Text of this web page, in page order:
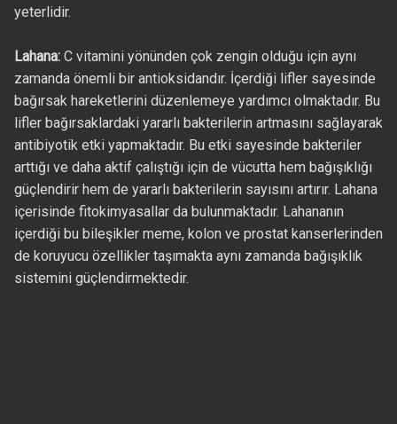
yeterlidir.
Lahana: C vitamini yönünden çok zengin olduğu için aynı
zamanda önemli bir antioksidandır. İçerdiği lifler sayesinde
bağırsak hareketlerini düzenlemeye yardımcı olmaktadır. Bu
lifler bağırsaklardaki yararlı bakterilerin artmasını sağlayarak
antibiyotik etki yapmaktadır. Bu etki sayesinde bakteriler
arttığı ve daha aktif çalıştığı için de vücutta hem bağışıklığı
güçlendirir hem de yararlı bakterilerin sayısını artırır. Lahana
içerisinde fitokimyasallar da bulunmaktadır. Lahananın
içerdiği bu bileşikler meme, kolon ve prostat kanserlerinden
de koruyucu özellikler taşımakta aynı zamanda bağışıklık
sistemini güçlendirmektedir.